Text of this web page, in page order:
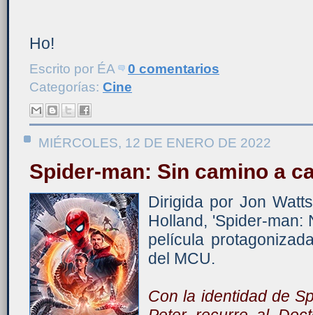
Ho!
Escrito por ÉA
0 comentarios
Categorías: Cine
MIÉRCOLES, 12 DE ENERO DE 2022
Spider-man: Sin camino a
Dirigida por Jon
Holland, 'Spider-man:
película
del MCU.
Con la identidad de